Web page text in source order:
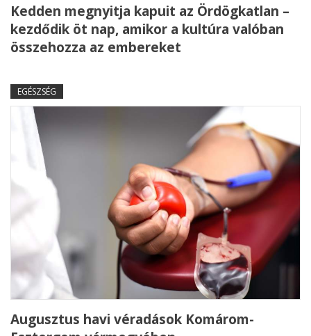
Kedden megnyitja kapuit az Ördögkatlan –
kezdődik öt nap, amikor a kultúra valóban
összehozza az embereket
EGÉSZSÉG
Augusztus havi véradások Komárom-